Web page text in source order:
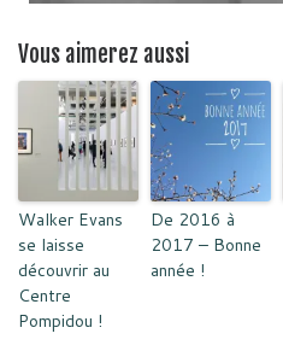
Vous aimerez aussi
Walker Evans
se laisse
découvrir au
Centre
Pompidou !
De 2016 à
2017 – Bonne
année !